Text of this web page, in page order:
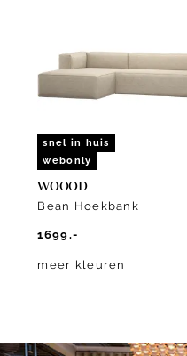
snel in huis
webonly
WOOOD
Bean Hoekbank
1699.-
meer kleuren